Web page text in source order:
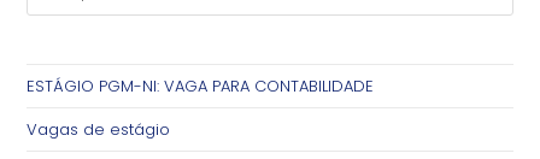
E
ESTÁGIO PGM-NI: VAGA PARA CONTABILIDADE
Vagas de estágio